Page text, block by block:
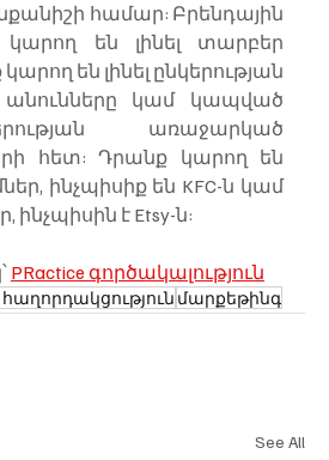
համար: Բրենդային
կարող են լինել տարբեր
են լինել ընկերության
անունները կամ կապված
առաջարկած
հետ: Դրանք կարող են
ինչպիսիք են KFC-ն կամ
ինչպիսին է Etsy-ն:
PRactice գործակալություն
մարքեթինգ
See All